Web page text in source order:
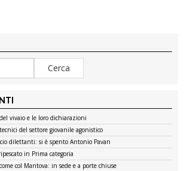
vivaio e le loro dichiarazioni
del settore giovanile agonistico
dilettanti: si è spento Antonio Pavan
in Prima categoria
col Mantova: in sede e a porte chiuse